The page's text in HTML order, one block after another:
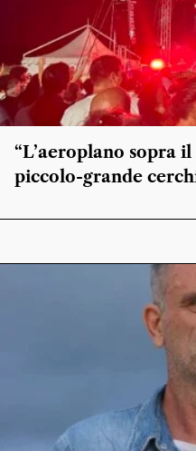
“L’aeroplano sopra
piccolo-grande